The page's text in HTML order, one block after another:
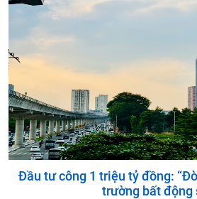
Đầu tư công 1 triệu tỷ đồng:
trường bất động